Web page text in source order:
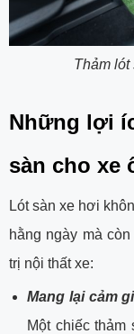
Thảm lót
Những lợi
sàn cho xe
Lót sàn xe hơi
hằng ngày mà
trị nội thất xe:
Mang lại cảm
Một chiếc